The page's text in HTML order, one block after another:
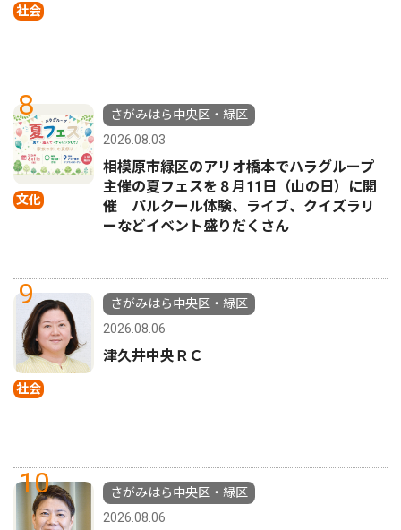
社会
8
文化
さがみはら中央区・緑区
2026.08.03
相模原市緑区のアリオ橋本でハラグループ
主催の夏フェスを８月11日（山の日）に開
催 パルクール体験、ライブ、クイズラリ
ーなどイベント盛りだくさん
9
社会
さがみはら中央区・緑区
2026.08.06
津久井中央ＲＣ
10
さがみはら中央区・緑区
2026.08.06